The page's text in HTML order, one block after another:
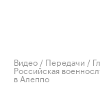
Видео / Передачи /
Российская
в Алеппо